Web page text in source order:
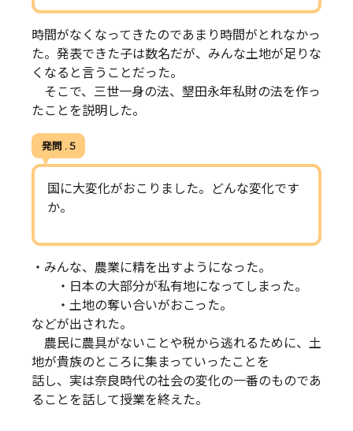
時間がなくなってきたのであまり時間がとれなかっ
た。発表できた子は数名だが、みんな土地が足りな
くなると言うことだった。
そこで、三世一身の法、墾田永年私財の法を作っ
たことを説明した。
発問 . 5
国に大変化がおこりました。どんな変化です
か。
・みんな、農業に精を出すようになった。
・日本の大部分が私有地になってしまった。
・土地の奪い合いがおこった。
などが出された。
農民に農具がないことや税から逃れるために、土
地が貴族のところに集まっていったことを
話し、実は奈良時代の社会の変化の一番のものであ
ることを話して授業を終えた。